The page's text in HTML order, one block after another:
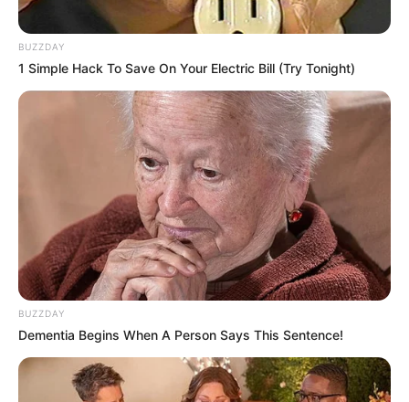
BUZZDAY
1 Simple Hack To Save On Your Electric Bill (Try Tonight)
BUZZDAY
Dementia Begins When A Person Says This Sentence!